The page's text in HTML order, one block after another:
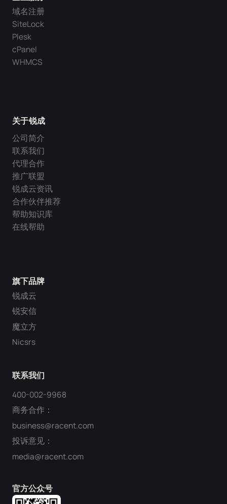
旗下品牌
锐成云
锐安信
魔立方
Nicsrs
联系我们
400-002-9968
商务合作：
business@racent.com
投诉意见：
media@racent.com
官方公众号
域名注册
SiteLock
Plesk
cPanel
WHMCS
关于锐成
公司简介
联系我们
代理合作
推广联盟
锐成云资讯
合作伙伴推荐
帮助知识库
在线帮助